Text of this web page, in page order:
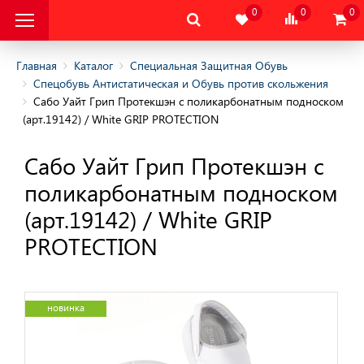
Защитная
и пониженных
0 0 0
Главная Каталог
Специальная Защитная Обувь
Спецобувь Антистатическая и Обувь против скольжения
Сабо Уайт Грип Протекшэн c поликарбонатным подноском
(арт.19142) / White GRIP PROTECTION
Сабо Уайт Грип Протекшэн c
поликарбонатным подноском
(арт.19142) / White GRIP
PROTECTION
новинка